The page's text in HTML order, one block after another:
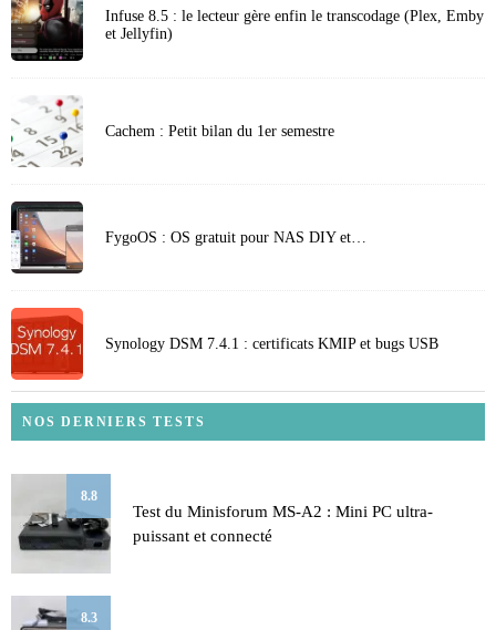
Infuse 8.5 : le lecteur gère enfin le transcodage (Plex, Emby
et Jellyfin)
Cachem : Petit bilan du 1er semestre
FygoOS : OS gratuit pour NAS DIY et…
Synology DSM 7.4.1 : certificats KMIP et bugs USB
NOS DERNIERS TESTS
8.8
Test du Minisforum MS-A2 : Mini PC ultra-
puissant et connecté
8.3